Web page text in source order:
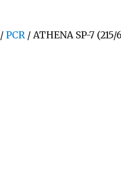
/PCR/ ATHENA SP-7 (215/